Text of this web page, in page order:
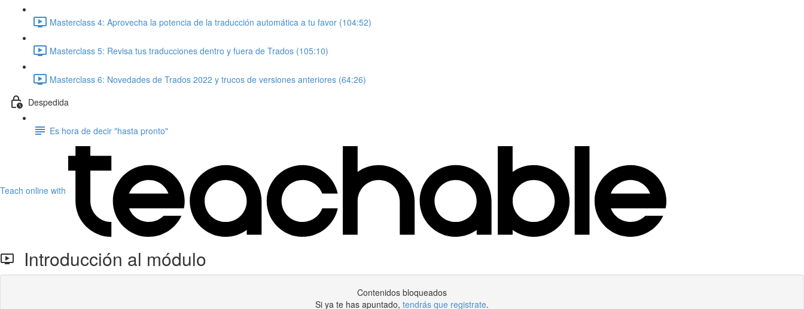
Masterclass 4: Aprovecha la potencia de la traducción automática a tu favor (104:52)
Masterclass 5: Revisa tus traducciones dentro y fuera de Trados (105:10)
Masterclass 6: Novedades de Trados 2022 y trucos de versiones anteriores (64:26)
Despedida
Es hora de decir "hasta pronto"
Teach online with
Introducción al módulo
Contenidos bloqueados
Si ya te has apuntado, tendrás que registrate.